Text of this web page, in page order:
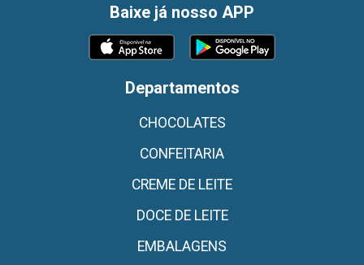
Baixe já nosso APP
Departamentos
CHOCOLATES
CONFEITARIA
CREME DE LEITE
DOCE DE LEITE
EMBALAGENS